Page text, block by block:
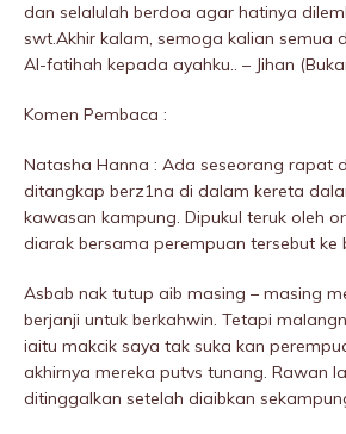
dan selalulah berdoa agar hatinya
swt.Akhir kalam, semoga kalian semua
Al-fatihah kepada ayahku.. – Jihan
Komen Pembaca :
Natasha Hanna : Ada seseorang rapat
ditangkap berz1na di dalam kereta
kawasan kampung. DipukuI teruk oleh
diarak bersama perempuan tersebut ke
Asbab nak tutup aib masing – masing
berjanji untuk berkahwin. Tetapi
iaitu makcik saya tak suka kan
akhirnya mereka putvs tunang. Rawan
ditinggalkan setelah diaibkan